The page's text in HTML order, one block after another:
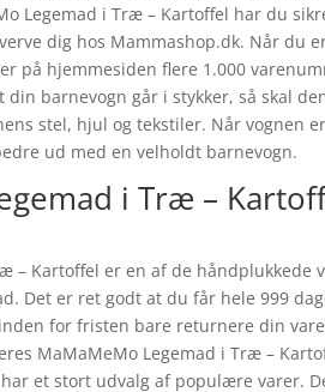
Legemad i Træ – Kartoffel har du
dig hos Mammashop.dk. Når du
på hjemmesiden flere 1.000
din barnevogn går i stykker, så skal
stel, hjul og tekstiler. Når vognen
ud med en velholdt barnevogn.
i Træ –
– Kartoffel er en af de
Det er ret godt at du får hele 999
for fristen bare returnere din
MaMaMeMo Legemad i Træ –
et stort udvalg af populære varer.